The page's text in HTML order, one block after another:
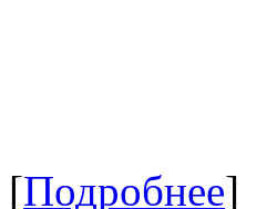
[Подробнее]